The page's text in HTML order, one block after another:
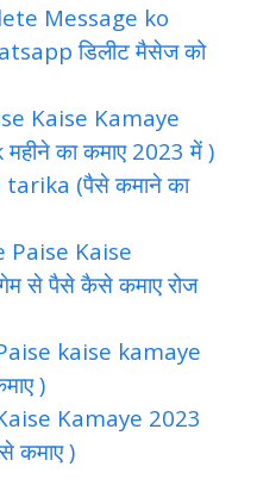
Message ko
डिलीट मैसेज को
Kaise Kamaye
का कमाए 2023 में )
(पैसे कमाने का
Paise Kaise
से पैसे कैसे कमाए रोज
kaise kamaye
)
Kamaye 2023
कमाए )